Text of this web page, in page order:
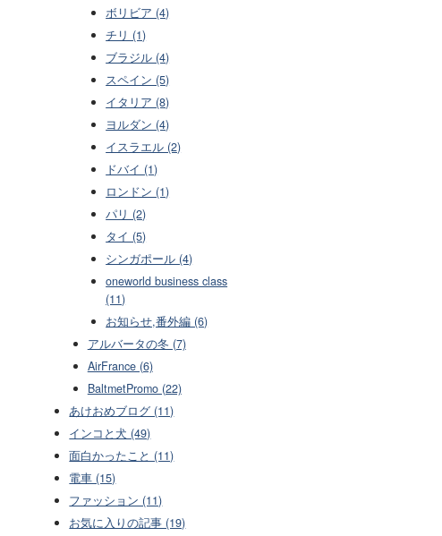
ボリビア (4)
チリ (1)
ブラジル (4)
スペイン (5)
イタリア (8)
ヨルダン (4)
イスラエル (2)
ドバイ (1)
ロンドン (1)
パリ (2)
タイ (5)
シンガポール (4)
oneworld business class
(11)
お知らせ,番外編 (6)
アルバータの冬 (7)
AirFrance (6)
BaltmetPromo (22)
あけおめブログ (11)
インコと犬 (49)
面白かったこと (11)
電車 (15)
ファッション (11)
お気に入りの記事 (19)